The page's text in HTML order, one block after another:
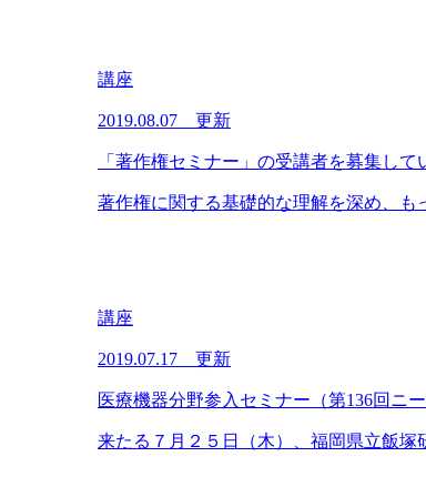
講座
2019.08.07 更新
「著作権セミナー」の受講者を募集して
著作権に関する基礎的な理解を深め、も
講座
2019.07.17 更新
医療機器分野参入セミナー（第136回ニー
来たる７月２５日（木）、福岡県立飯